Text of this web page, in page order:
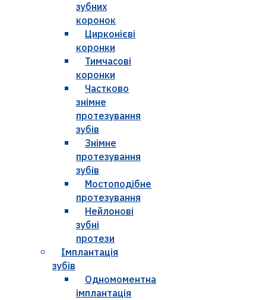
зубних
коронок
Цирконієві
коронки
Тимчасові
коронки
Частково
знімне
протезування
зубів
Знімне
протезування
зубів
Мостоподібне
протезування
Нейлонові
зубні
протези
Імплантація
зубів
Одномоментна
імплантація